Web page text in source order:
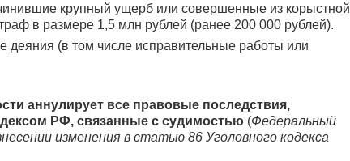
крупный ущерб или совершенные из корыстной
в размере 1,5 млн рублей (ранее 200 000 рублей).
деяния (в том числе исправительные работы или
аннулирует все правовые последствия,
РФ, связанные с судимостью (Федеральный
изменения в статью 86 Уголовного кодекса